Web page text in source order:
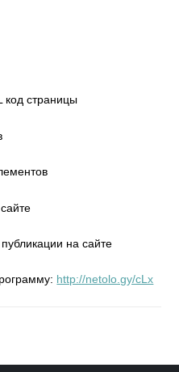
код страницы
на сайте
http://netolo.gy/cLx